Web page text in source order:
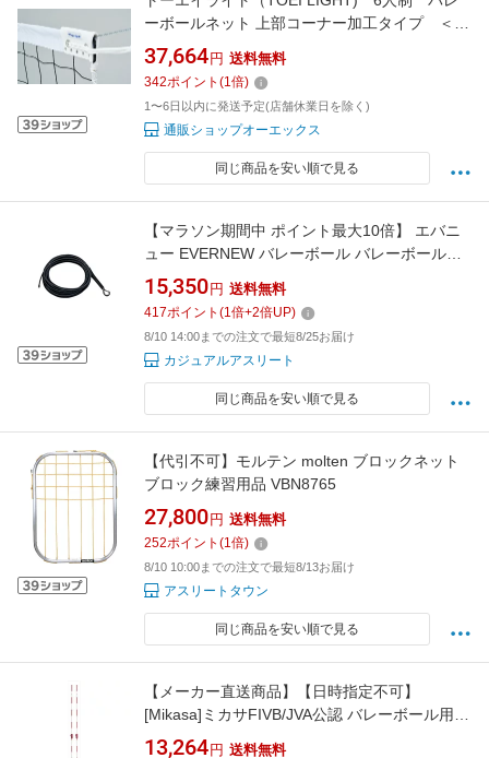
ーボールネット 上部コーナー加工タイプ ＜上
下白帯付＞B-2844
37,664 円 送料無料
342ポイント (1倍)
1〜6日以内に発送予定(店舗休業日を除く)
通販ショップオーエックス
同じ商品を安い順で見る
【マラソン期間中 ポイント最大10倍】 エバニ
ュー EVERNEW バレーボール バレーボールネ
ット9人制男子ダイニーマロープ 学校体育 体育
部活 授業 クラブ チーム 化学繊維 安全 耐久性
対候性 屈曲摩擦性度 EKU119
15,350 円 送料無料
417ポイント (1倍+2倍UP)
8/10 14:00までの注文で最短8/25お届け
カジュアルアスリート
同じ商品を安い順で見る
【代引不可】モルテン molten ブロックネット
ブロック練習用品 VBN8765
27,800 円 送料無料
252ポイント (1倍)
8/10 10:00までの注文で最短8/13お届け
アスリートタウン
同じ商品を安い順で見る
【メーカー直送商品】【日時指定不可】
[Mikasa]ミカサFIVB/JVA公認 バレーボール用ア
ンテナ (AC-AN200)
13,264 円 送料無料